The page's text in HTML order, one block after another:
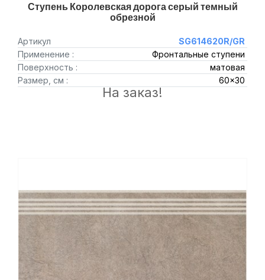
Ступень Королевская дорога серый темный
обрезной
Артикул
SG614620R/GR
Применение :
Фронтальные ступени
Поверхность :
матовая
Размер, см :
60x30
На заказ!